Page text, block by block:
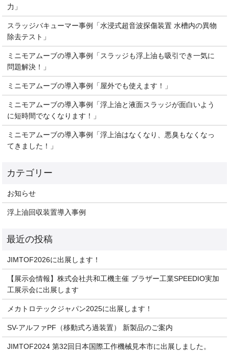
力」
スラッジバキューマー事例「水浸式超音波探傷装置 水槽内の異物
除去テスト」
ミニモアムーブの導入事例「スラッジも浮上油も吸引でき一気に
問題解決！」
ミニモアムーブの導入事例「屋外でも使えます！」
ミニモアムーブの導入事例「浮上油と液面スラッジが面白いよう
に短時間でなくなります！」
ミニモアムーブの導入事例「浮上油はなくなり、悪臭もなくなっ
てきました！」
お知らせ
浮上油回収装置導入事例
JIMTOF2026に出展します！
【展示会情報】株式会社共和工機主催 ブラザー工業SPEEDIO実加
工展示会に出展します
メカトロテックジャパン2025に出展します！
SV-アルファPF（移動式ろ過装置） 新製品のご案内
JIMTOF2024 第32回日本国際工作機械見本市に出展しました。